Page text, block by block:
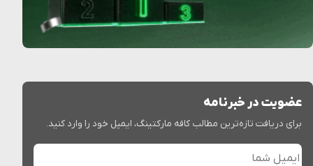
عضویت در خبرنامه
برای دریافت تازه‌ترین مطالب کافه مارکتینگ، ایمیل خود را وارد کنید.
ایمیل شما